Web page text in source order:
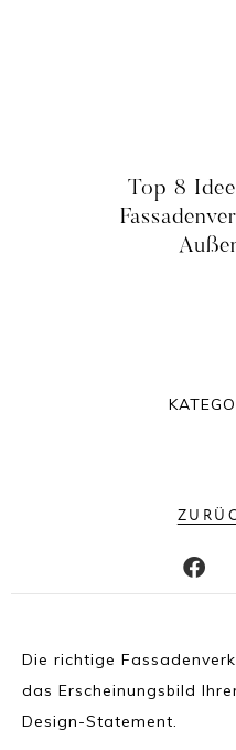
Top 8
Die richtige
das Erscheinungsbild
Design-Statement.